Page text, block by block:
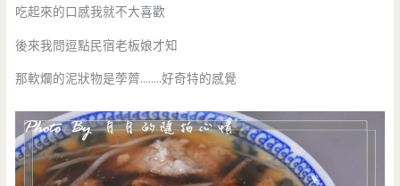
吃起來的口感我就不大喜歡
後來我問逗點民宿老板娘才知
那軟爛的泥狀物是荸薺……..好奇特的感覺